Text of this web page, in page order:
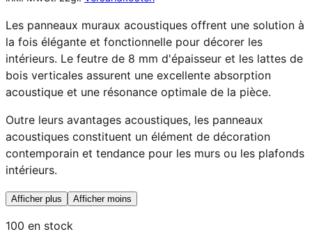
Les panneaux muraux acoustiques offrent une solution à
la fois élégante et fonctionnelle pour décorer les
intérieurs. Le feutre de 8 mm d'épaisseur et les lattes de
bois verticales assurent une excellente absorption
acoustique et une résonance optimale de la pièce.
Outre leurs avantages acoustiques, les panneaux
acoustiques constituent un élément de décoration
contemporain et tendance pour les murs ou les plafonds
intérieurs.
Afficher plus Afficher moins
100 en stock